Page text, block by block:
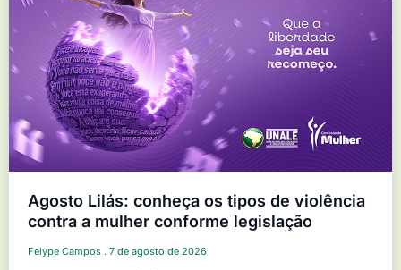
Agosto Lilás: conheça os tipos de violência
contra a mulher conforme legislação
Felype Campos 7 de agosto de 2026